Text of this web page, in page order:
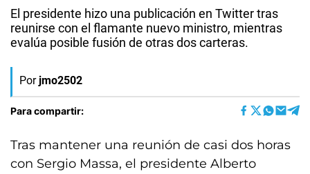
El presidente hizo una publicación en Twitter tras
reunirse con el flamante nuevo ministro, mientras
evalúa posible fusión de otras dos carteras.
Por jmo2502
Para compartir:
Tras mantener una reunión de casi dos horas
con Sergio Massa, el presidente Alberto